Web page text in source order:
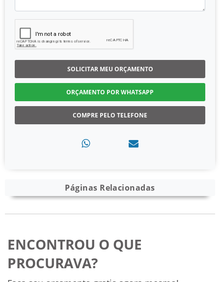
SOLICITAR MEU ORÇAMENTO
ORÇAMENTO POR WHATSAPP
COMPRE PELO TELEFONE
Páginas Relacionadas
ENCONTROU O QUE
PROCURAVA?